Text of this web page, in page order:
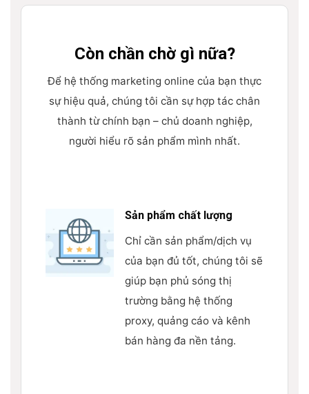
Còn chần chờ gì nữa?
Để hệ thống marketing online của bạn thực
sự hiệu quả, chúng tôi cần sự hợp tác chân
thành từ chính bạn – chủ doanh nghiệp,
người hiểu rõ sản phẩm mình nhất.
Sản phẩm chất lượng
Chỉ cần sản phẩm/dịch vụ
của bạn đủ tốt, chúng tôi sẽ
giúp bạn phủ sóng thị
trường bằng hệ thống
proxy, quảng cáo và kênh
bán hàng đa nền tảng.